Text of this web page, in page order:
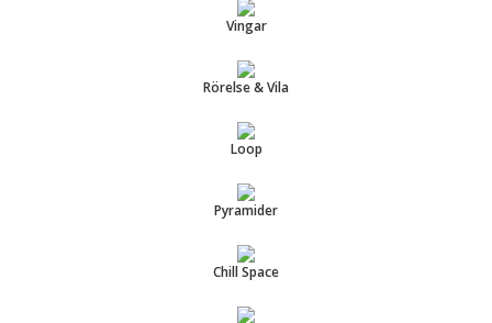
Vingar
Rörelse & Vila
Loop
Pyramider
Chill Space